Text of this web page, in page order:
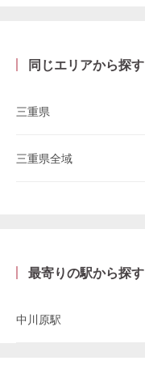
同じエリアから探す
三重県
三重県全域
最寄りの駅から探す
中川原駅